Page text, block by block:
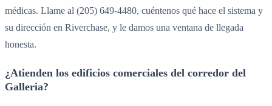
médicas. Llame al (205) 649-4480, cuéntenos qué hace el sistema y
su dirección en Riverchase, y le damos una ventana de llegada
honesta.
¿Atienden los edificios comerciales del corredor del
Galleria?